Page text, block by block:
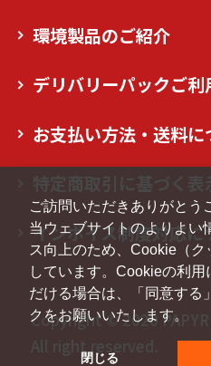
ご訪問いただきありがとう
当ウェブサイトのよりよい
ス向上のため、Cookie（ク
しています。Cookieの利用
だける場合は、「同意する
クをお願いいたします。
閉じる
環境製品のご紹介
デリバリーパックご利
お支払い方法・送料に
インボイス制度対応に
Copyright © 2020
All right reserved.